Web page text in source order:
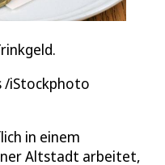
/iStockphoto
in einem
Altstadt arbeitet,